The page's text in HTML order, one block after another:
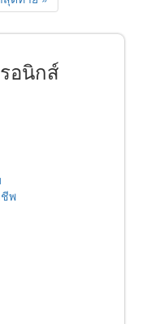
อนิกส์
พ